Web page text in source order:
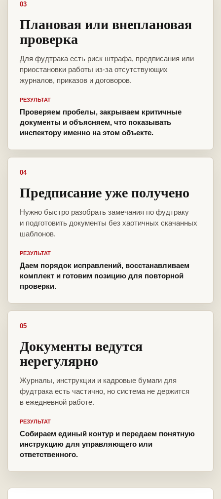
03
Плановая или внеплановая
проверка
Для фудтрака есть риск штрафа, предписания или
приостановки работы из-за отсутствующих
журналов, приказов и договоров.
РЕЗУЛЬТАТ
Проверяем пробелы, закрываем критичные
документы и объясняем, что показывать
инспектору именно на этом объекте.
04
Предписание уже получено
Нужно быстро разобрать замечания по фудтраку
и подготовить документы без хаотичных скачанных
шаблонов.
РЕЗУЛЬТАТ
Даем порядок исправлений, восстанавливаем
комплект и готовим позицию для повторной
проверки.
05
Документы ведутся
нерегулярно
Журналы, инструкции и кадровые бумаги для
фудтрака есть частично, но система не держится
в ежедневной работе.
РЕЗУЛЬТАТ
Собираем единый контур и передаем понятную
инструкцию для управляющего или
ответственного.